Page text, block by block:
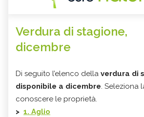
Verdura di stagione,
dicembre
Di seguito l’elenco della verdura di
disponibile a dicembre. Seleziona
conoscere le proprietà.
> 1. Aglio